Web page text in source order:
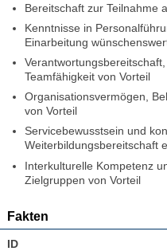
Bereitschaft zur Teilnahme
Kenntnisse in
Einarbeitung
Teamfähigkeit von Vorteil
Organisationsvermögen,
von Vorteil
Servicebewusstsein und
Weiterbildungsbereitschaft
Interkulturelle Kompetenz
Zielgruppen von Vorteil
Fakten
ID